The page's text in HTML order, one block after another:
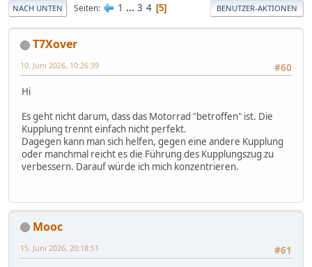
NACH UNTEN Seiten 1 ... 3 4 5 BENUTZER-AKTIONEN
T7Xover
#60
10. Juni 2026, 10:26:39
Hi
Es geht nicht darum, dass das Motorrad "betroffen" ist. Die
Kupplung trennt einfach nicht perfekt.
Dagegen kann man sich helfen, gegen eine andere Kupplung
oder manchmal reicht es die Führung des Kupplungszug zu
verbessern. Darauf würde ich mich konzentrieren.
Mooc
#61
15. Juni 2026, 20:18:51